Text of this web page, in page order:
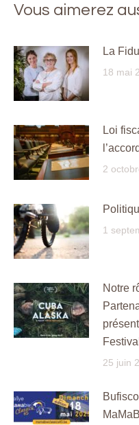
Vous aimerez
La
18 mai
Loi
2
1
Notre
Festival
25 juin